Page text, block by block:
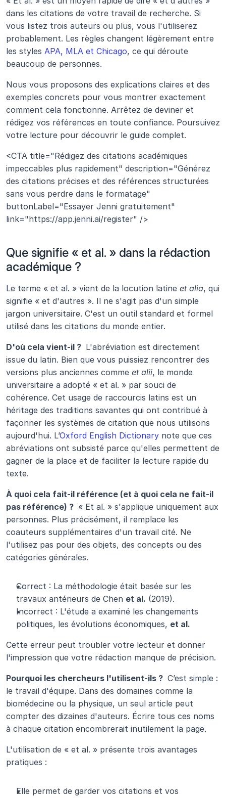
dans les citations de votre travail de recherche. Si
vous listez trois auteurs ou plus, vous l'utiliserez
probablement. Les règles changent légèrement entre
les styles APA, MLA et Chicago, ce qui déroute
beaucoup de personnes.
Nous vous proposons des explications claires et des
exemples concrets pour vous montrer exactement
comment cela fonctionne. Arrêtez de deviner et
rédigez vos références en toute confiance. Poursuivez
votre lecture pour découvrir le guide complet.
<CTA title="Rédigez des citations académiques
impeccables plus rapidement" description="Générez
des citations précises et des références structurées
sans vous perdre dans le formatage"
buttonLabel="Essayer Jenni gratuitement"
link="https://app.jenni.ai/register" />
Que signifie « et al. » dans la rédaction
académique ?
Le terme « et al. » vient de la locution latine et alia, qui
signifie « et d'autres ». Il ne s'agit pas d'un simple
jargon universitaire. C'est un outil standard et formel
utilisé dans les citations du monde entier.
D'où cela vient-il ? L'abréviation est directement
issue du latin. Bien que vous puissiez rencontrer des
versions plus anciennes comme et alii, le monde
universitaire a adopté « et al. » par souci de
cohérence. Cet usage de raccourcis latins est un
héritage des traditions savantes qui ont contribué à
façonner les systèmes de citation que nous utilisons
aujourd'hui. L’Oxford English Dictionary note que ces
abréviations ont subsisté parce qu'elles permettent de
gagner de la place et de faciliter la lecture rapide du
texte.
À quoi cela fait-il référence (et à quoi cela ne fait-il
pas référence) ? « Et al. » s'applique uniquement aux
personnes. Plus précisément, il remplace les
coauteurs supplémentaires d'un travail cité. Ne
l'utilisez pas pour des objets, des concepts ou des
catégories générales.
Correct : La méthodologie était basée sur les
travaux antérieurs de Chen et al. (2019).
Incorrect : L'étude a examiné les changements
politiques, les évolutions économiques, et al.
Cette erreur peut troubler votre lecteur et donner
l'impression que votre rédaction manque de précision.
Pourquoi les chercheurs l'utilisent-ils ? C’est simple :
le travail d'équipe. Dans des domaines comme la
biomédecine ou la physique, un seul article peut
compter des dizaines d'auteurs. Écrire tous ces noms
à chaque citation encombrerait inutilement la page.
L'utilisation de « et al. » présente trois avantages
pratiques :
Elle permet de garder vos citations et vos